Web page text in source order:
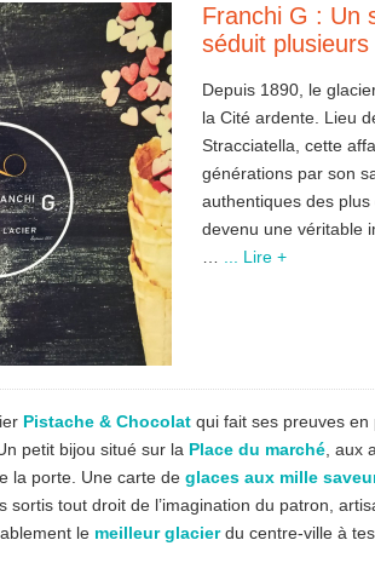
Franchi G : Un
séduit
Depuis 1890, le
la Cité ardente. Lieu
Stracciatella, cette
générations par son
authentiques des plus
devenu une véritable
... Lire +
Pistache & Chocolatqui fait ses preuves en
petit bijou situé sur la Place du marché, aux
la porte. Une carte deglaces aux mille
sortis tout droit de l’imagination du patron,
le meilleur glacierdu centre-ville à